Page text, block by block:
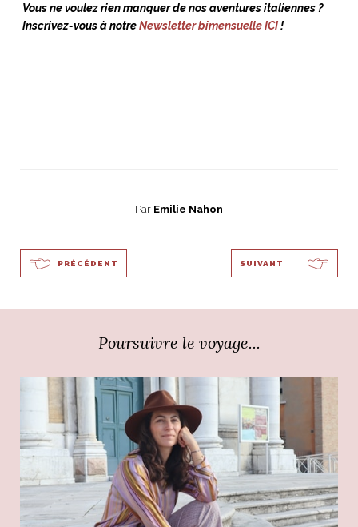
Vous ne voulez rien manquer de nos aventures italiennes ?
Inscrivez-vous à notreNewsletter bimensuelle ICI!
Par Emilie Nahon
PRÉCÉDENT SUIVANT
Poursuivre le voyage...